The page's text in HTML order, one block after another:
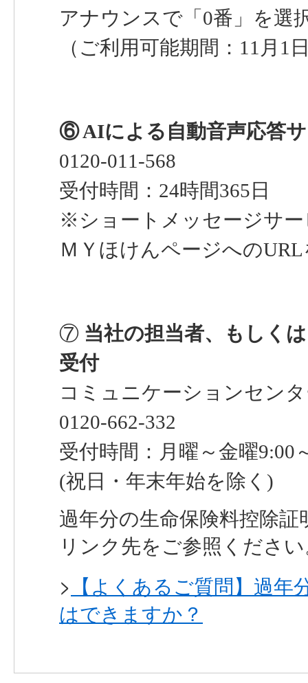
アナウンスで「0番」を選
（ご利用可能期間：11月1
⑥ AIによる自動音声応答
0120-011-568
受付時間：24時間365日
※ショートメッセージサ
ＭＹほけんページへの
⑦ 当社の担当者、もしく
受付
コミュニケーションセン
0120-662-332
受付時間：月曜～金曜9:00
(祝日・年末年始を除く)
過年分の生命保険料控除
リンク先をご参照くださ
> 【よくあるご質問】過年
はできますか？